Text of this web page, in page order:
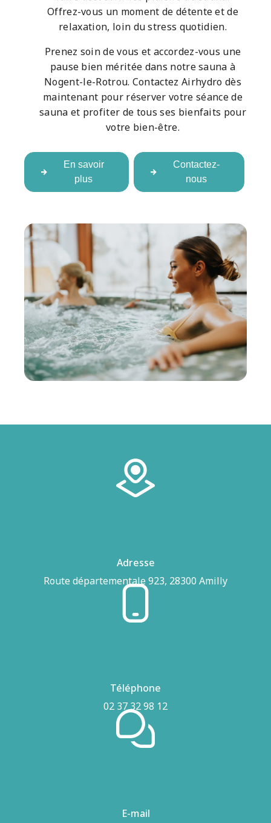
Offrez-vous un moment de détente et de
relaxation, loin du stress quotidien.
Prenez soin de vous et accordez-vous une
pause bien méritée dans notre sauna à
Nogent-le-Rotrou. Contactez Airhydro dès
maintenant pour réserver votre séance de
sauna et profiter de tous ses bienfaits pour
votre bien-être.
En savoir
plus
Contactez-
nous
Adresse
Route départementale 923, 28300 Amilly
Téléphone
02 37 32 98 12
E-mail